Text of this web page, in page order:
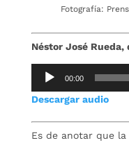
Fotografía:
Néstor José
Reproductor
audio
00:00
Descargar audio
Es de anotar que